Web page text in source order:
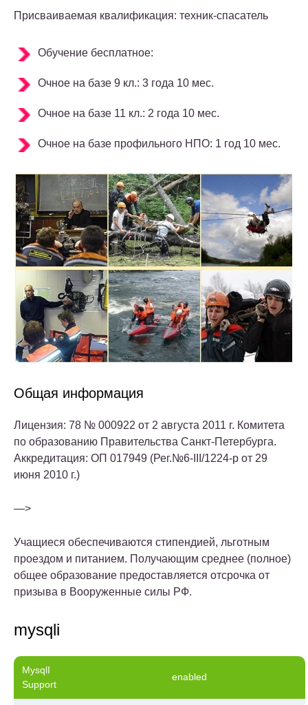
Присваиваемая квалификация: техник-спасатель
Обучение бесплатное:
Очное на базе 9 кл.: 3 года 10 мес.
Очное на базе 11 кл.: 2 года 10 мес.
Очное на базе профильного НПО: 1 год 10 мес.
Общая информация
Лицензия: 78 № 000922 от 2 августа 2011 г. Комитета
по образованию Правительства Санкт-Петербурга.
Аккредитация: ОП 017949 (Рег.№6-III/1224-р от 29
июня 2010 г.)
—>
Учащиеся обеспечиваются стипендией, льготным
проездом и питанием. Получающим среднее (полное)
общее образование предоставляется отсрочка от
призыва в Вооруженные силы РФ.
mysqli
MysqlI
Support
enabled